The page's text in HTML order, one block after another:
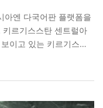
엔 다국어판 플랫폼을
르기스스탄 센트럴아
이고 있는 키르기스스
를 개최한다. 이
지 키르기스스탄의 대자